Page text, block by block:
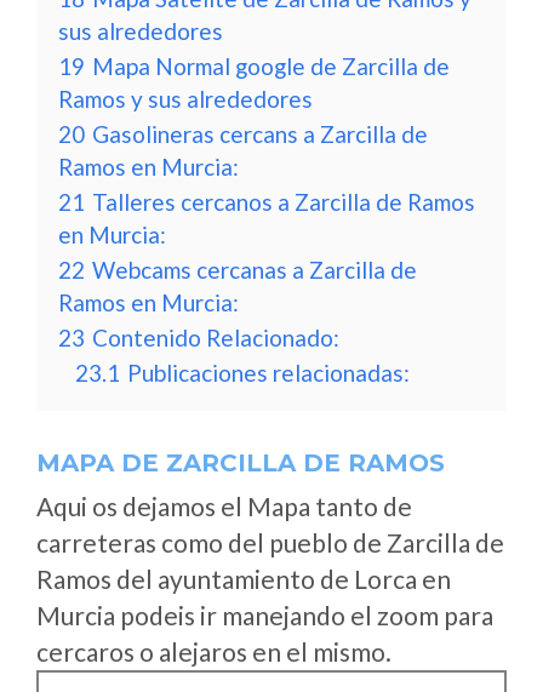
sus alrededores
19 Mapa Normal google de Zarcilla de
Ramos y sus alrededores
20 Gasolineras cercans a Zarcilla de
Ramos en Murcia:
21 Talleres cercanos a Zarcilla de Ramos
en Murcia:
22 Webcams cercanas a Zarcilla de
Ramos en Murcia:
23 Contenido Relacionado:
23.1 Publicaciones relacionadas:
MAPA DE ZARCILLA DE RAMOS
Aqui os dejamos el Mapa tanto de
carreteras como del pueblo de Zarcilla de
Ramos del ayuntamiento de Lorca en
Murcia podeis ir manejando el zoom para
cercaros o alejaros en el mismo.